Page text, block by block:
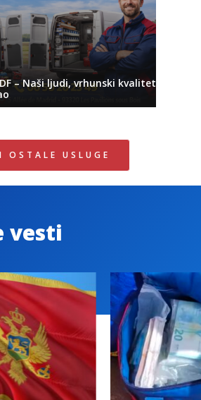
– Naši ljudi, vrhunski kvalitet
OSTALE USLUGE
vesti